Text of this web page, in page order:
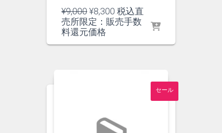
¥9,000元
の
価
¥8,300 現
在
税込直
売所限定：販売手数
料還元価格
セール